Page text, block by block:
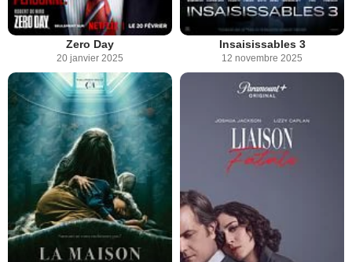
Zero Day
20 janvier 2025
Insaisissables 3
12 novembre 2025